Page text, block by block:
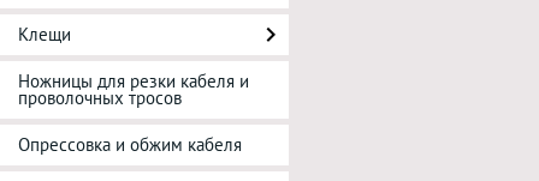
Клещи
Ножницы для резки кабеля и
проволочных тросов
Опрессовка и обжим кабеля